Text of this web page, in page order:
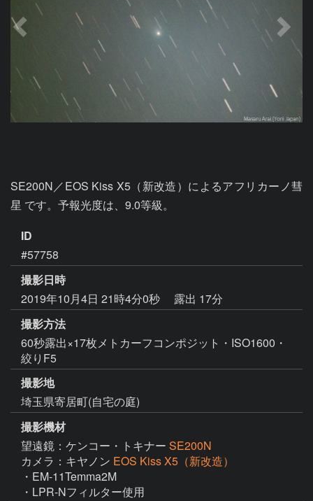
SE200N／EOS Kiss X5（新改造）によるアフリカーノ彗
星 です。予報光度は、9.0等級。
ID
#57758
撮影日時
2019年10月4日 21時4分0秒
露出 17分
撮影方法
60秒露出×17枚メトカーフコンポジット・ISO1600・
絞りF5
撮影地
埼玉県寄居町(自宅の庭)
撮影機材
望遠鏡：ケンコー・トキナー SE200N
カメラ：キヤノン EOS Kiss X5（新改造）
・EM-11Temma2M
・LPR-Nフィルター使用